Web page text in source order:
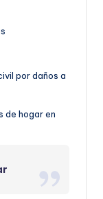
por daños a
de hogar en